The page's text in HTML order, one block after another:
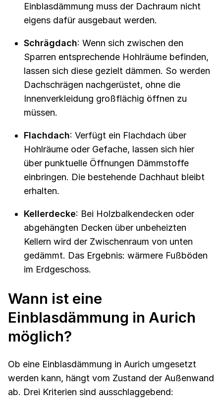
Einblasdämmung muss der Dachraum nicht
eigens dafür ausgebaut werden.
Schrägdach: Wenn sich zwischen den
Sparren entsprechende Hohlräume befinden,
lassen sich diese gezielt dämmen. So werden
Dachschrägen nachgerüstet, ohne die
Innenverkleidung großflächig öffnen zu
müssen.
Flachdach: Verfügt ein Flachdach über
Hohlräume oder Gefache, lassen sich hier
über punktuelle Öffnungen Dämmstoffe
einbringen. Die bestehende Dachhaut bleibt
erhalten.
Kellerdecke: Bei Holzbalkendecken oder
abgehängten Decken über unbeheizten
Kellern wird der Zwischenraum von unten
gedämmt. Das Ergebnis: wärmere Fußböden
im Erdgeschoss.
Wann ist eine
Einblasdämmung in Aurich
möglich?
Ob eine Einblasdämmung in Aurich umgesetzt
werden kann, hängt vom Zustand der Außenwand
ab. Drei Kriterien sind ausschlaggebend: